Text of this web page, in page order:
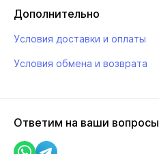
Дополнительно
Условия доставки и оплаты
Условия обмена и возврата
Ответим на ваши вопросы